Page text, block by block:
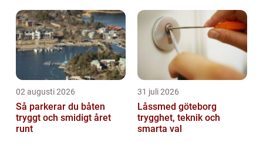
02 augusti 2026
Så parkerar du båten
tryggt och smidigt året
runt
31 juli 2026
Låssmed göteborg
trygghet, teknik och
smarta val